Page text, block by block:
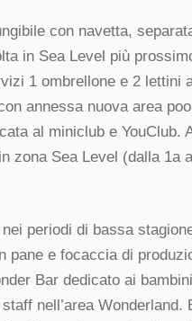
con navetta,
in Sea Level più
1 ombrellone e 2 lettini
annessa nuova area
al miniclub e YouClub.
zona Sea Level (dalla 1a
periodi di bassa
pane e focaccia di
Bar dedicato ai
nell’area Wonderland.